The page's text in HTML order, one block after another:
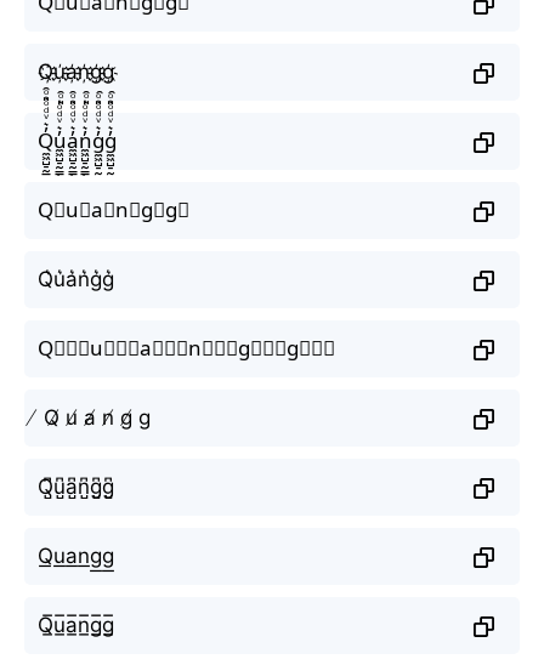
Q҉u҉a҉n҉g҉g҉
Q̼͖̺̠̰͇̙̓͛ͮͩͦ̎ͦ̑ͅu̼͖̺̠̰͇̙̓͛ͮͩͦ̎ͦ̑ͅa̼͖̺̠̰͇̙̓͛ͮͩͦ̎ͦ̑ͅn̼͖̺̠̰͇̙̓͛ͮͩͦ̎ͦ̑ͅg̼͖̺̠̰͇̙̓͛ͮͩͦ̎ͦ̑ͅg̼͖̺̠̰͇̙̓͛ͮͩͦ̎ͦ̑ͅ
Q⃗u⃗a⃗n⃗g⃗g⃗
Q͛u͛a͛n͛g͛g͛
Q⃒⃒⃒u⃒⃒⃒a⃒⃒⃒n⃒⃒⃒g⃒⃒⃒g⃒⃒⃒
̸ Q̸ u̸ a̸ n̸ g̸ g
Q̺͆u̺͆a̺͆n̺͆g̺͆g̺͆
Q͟u͟a͟n͟g͟g͟
Q̲̅u̲̅a̲̅n̲̅g̲̅g̲̅